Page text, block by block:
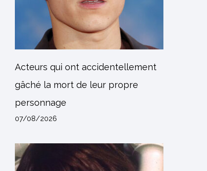
Acteurs qui ont accidentellement
gâché la mort de leur propre
personnage
07/08/2026